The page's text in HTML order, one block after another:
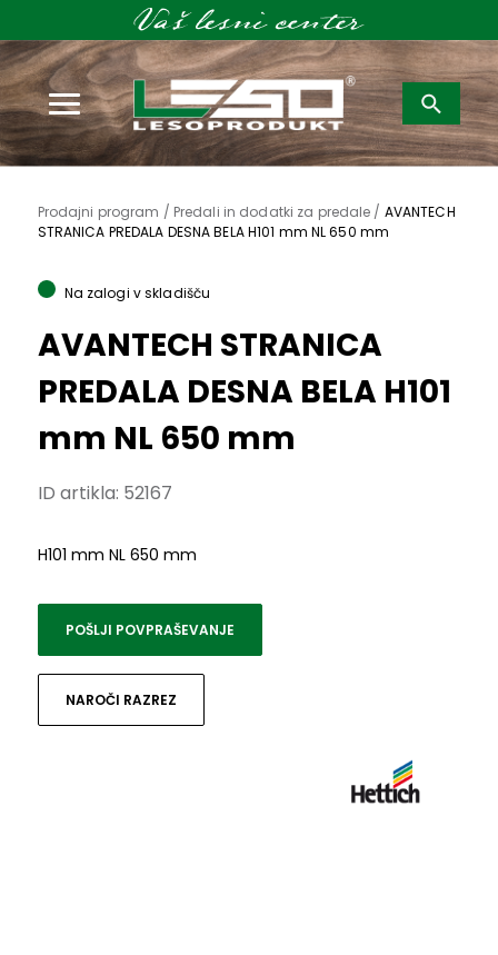
Išči:
Prodajni program / Predali in dodatki za predale / AVANTECH
STRANICA PREDALA DESNA BELA H101 mm NL 650 mm
Na zalogi v skladišču
AVANTECH STRANICA
PREDALA DESNA BELA H101
mm NL 650 mm
ID artikla: 52167
H101 mm NL 650 mm
POŠLJI POVPRAŠEVANJE
NAROČI RAZREZ